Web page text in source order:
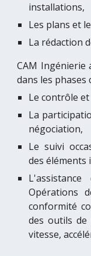
installations,
Les plans et
La rédaction
CAM Ingénierie
dans les phases
Le contrôle
La
négociation,
Le suivi
des
L'a
Opérations
conformité
des outils de
vitesse,